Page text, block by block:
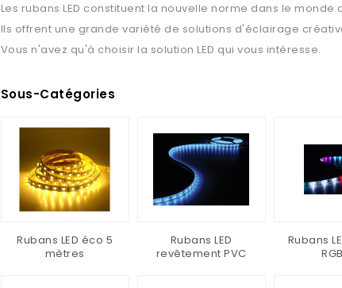
Les rubans LED constituent la nouvelle norme dans le monde
Ils offrent une grande variété de solutions d'éclairage
Vous n'avez qu'à choisir la solution LED qui vous intéresse.
Sous-Catégories
Rubans LED éco 5
mètres
Rubans LED
revêtement PVC
Rubans